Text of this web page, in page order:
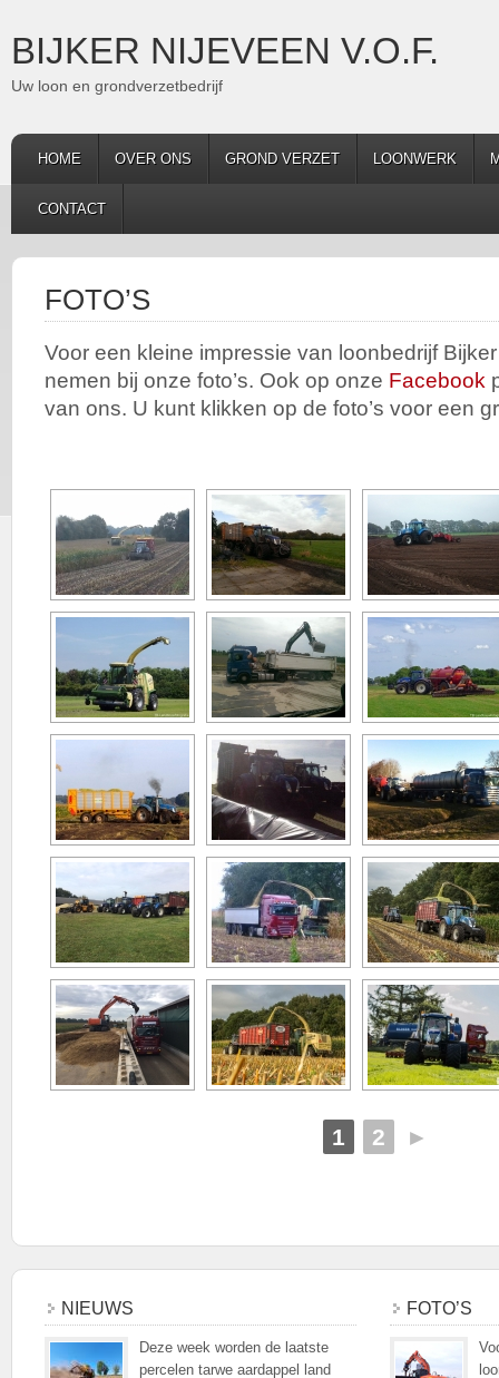
BIJKER NIJEVEEN V.O.F.
Uw loon en grondverzetbedrijf
HOME OVER ONS GROND VERZET LOONWERK
CONTACT
FOTO’S
Voor een kleine impressie van loonbedrijf
nemen bij onze foto’s. Ook op onze Facebook
van ons. U kunt klikken op de foto’s voor een
1 2 ►
NIEUWS
Deze week worden de laatste
percelen tarwe aardappel land
FOTO’S